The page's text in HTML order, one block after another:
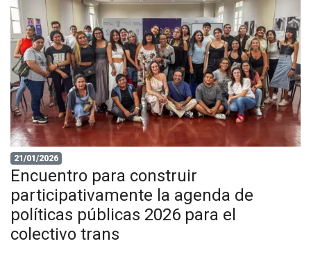
21/01/2026
Encuentro para construir
participativamente la agenda de
políticas públicas 2026 para el
colectivo trans